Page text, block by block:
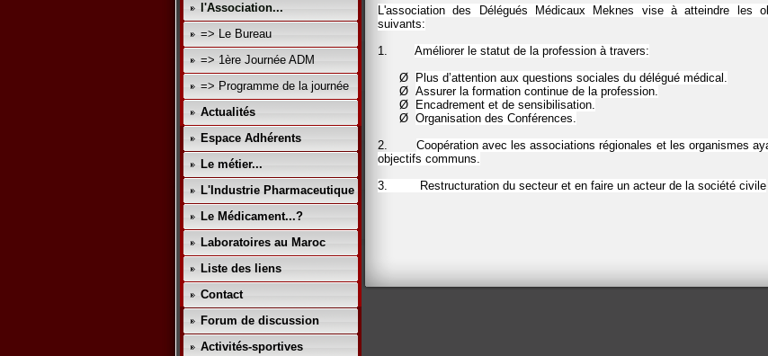
l'Association...
=> Le Bureau
=> 1ère Journée ADM
=> Programme de la journée
Actualités
Espace Adhérents
Le métier...
L'Industrie Pharmaceutique
Le Médicament...?
Laboratoires au Maroc
Liste des liens
Contact
Forum de discussion
Activités-sportives
L'association des Délégués Médicaux Meknes vise à atteindre les
suivants:
1.
Améliorer le statut de la profession à travers:
Ø
Plus d’attention aux questions sociales du délégué médical.
Ø Assurer la formation continue de la profession.
Ø
Encadrement et de sensibilisation.
Ø Organisation des Conférences.
2.
Coopération avec les associations régionales et les organismes
objectifs communs.
3. Restructuration du secteur et en faire un acteur de la société civile